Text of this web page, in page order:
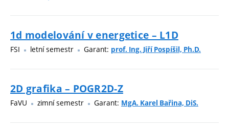
1d modelování v energetice – L1D
FSI letní semestr Garant: prof. Ing. Jiří Pospíšil, Ph.D.
2D grafika – POGR2D-Z
FaVU zimní semestr Garant: MgA. Karel Bařina, DiS.